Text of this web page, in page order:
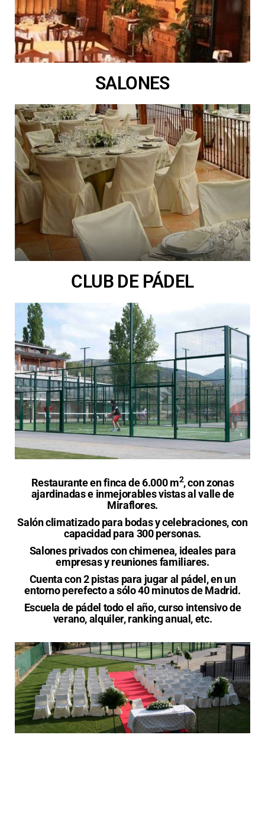
SALONES
CLUB DE PÁDEL
Restaurante en finca de 6.000 m2, con zonas
ajardinadas e inmejorables vistas al valle de
Miraflores.
Salón climatizado para bodas y celebraciones, con
capacidad para 300 personas.
Salones privados con chimenea, ideales para
empresas y reuniones familiares.
Cuenta con 2 pistas para jugar al pádel, en un
entorno perefecto a sólo 40 minutos de Madrid.
Escuela de pádel todo el año, curso intensivo de
verano, alquiler, ranking anual, etc.